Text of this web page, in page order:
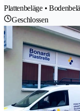
Plattenbeläge •
Geschlossen